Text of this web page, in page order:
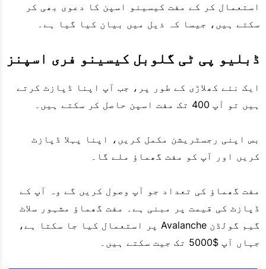
استعمال کر کے مفت کیسینو اسپن کا دعوی بھی کر
سکتے ہیں، جیسا کہ ذیل میں بیان کیا گیا ہے۔
ڈبلیو پی ٹی گلوبل کیسینو فری اسپنز
ایک نئے کھلاڑی کے طور پر، جب آپ اپنا ڈپازٹ کرتے
ہیں تو آپ 400 تک مفت اسپن حاصل کر سکتے ہیں۔
بس اپنی رجسٹریشن مکمل کریں، اپنا پہلا ڈپازٹ
کریں اور آپ کو مفت گھماؤ ملے گا۔
مفت گھماؤ کی تعداد جو آپ وصول کریں گے وہ آپ کے
ڈپازٹ کی قیمت پر مبنی ہے۔ مفت گھماؤ مشہور سلاٹ
گیم گولڈن Avalanche پر استعمال کیا جا سکتا ہے،
جہاں آپ $5000 تک جیت سکتے ہیں۔